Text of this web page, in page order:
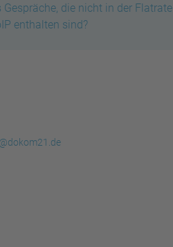
Gespräche, die nicht in der Flatrate
enthalten sind?